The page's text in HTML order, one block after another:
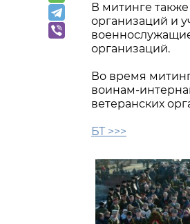
В митинге также
организаций и
организаций.
Во время
воинам-
ветеранских
БТ >>>